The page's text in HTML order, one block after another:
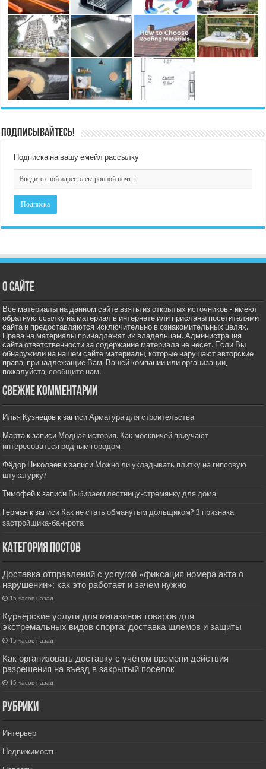
Подписывайтесь!
Подписка на вашу емейл рассылку
О сайте
Все материалы на данном сайте взяты из открытых источников - имеют
обратную ссылку на материал в интернете или присланы посетителями
сайта и предоставляются исключительно в ознакомительных целях.
Права на материалы принадлежат их владельцам. Администрация
сайта ответственности за содержание материала не несет. Если Вы
обнаружили на нашем сайте материалы, которые нарушают авторские
права, принадлежащие Вам, Вашей компании или организации,
пожалуйста,сообщите нам.
Свежие комментарии
Илья Кузнецов к записиАрматура для строительства
Мартак записи Модная история. Как москвичей приучают
интересоваться родным городом
Фёдор Николаев к записи Можно ли укладывать плитку на гипсовую
штукатурку?
Тимофей к записи Выбираем лестницу-стремянку для дома
Герман к записи Как не стать обманутым дольщиком? 3 признака
застройщика-банкрота
Категория постов
Доставка отправлений с услугой «фиксация номера акта о
нарушении»: как это работает и зачем нужно
15 часов назад
Курьерские услуги для магазинов товаров для
экстремальных видов спорта: доставка шлемов и защиты
15 часов назад
Как организовать доставку с учётом времени действия
разрешения на въезд в закрытый посёлок
15 часов назад
РУбрики
Интерьер
Недвижимость